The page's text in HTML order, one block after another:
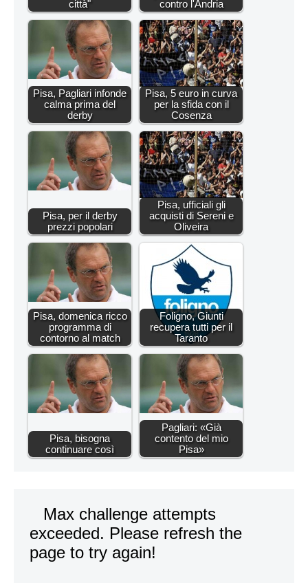
città" contro l'Andria
Pisa, Pagliari infonde
calma prima del
derby
Pisa, 5 euro in curva
per la sfida con il
Cosenza
Pisa, per il derby
prezzi popolari
Pisa, ufficiali gli
acquisti di Sereni e
Oliveira
Pisa, domenica ricco
programma di
contorno al match
Foligno, Giunti
recupera tutti per il
Taranto
Pisa, bisogna
continuare così
Pagliari: «Già
contento del mio
Pisa»